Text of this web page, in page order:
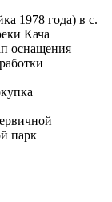
1978 года) в с.
Кача
оснащения
парк